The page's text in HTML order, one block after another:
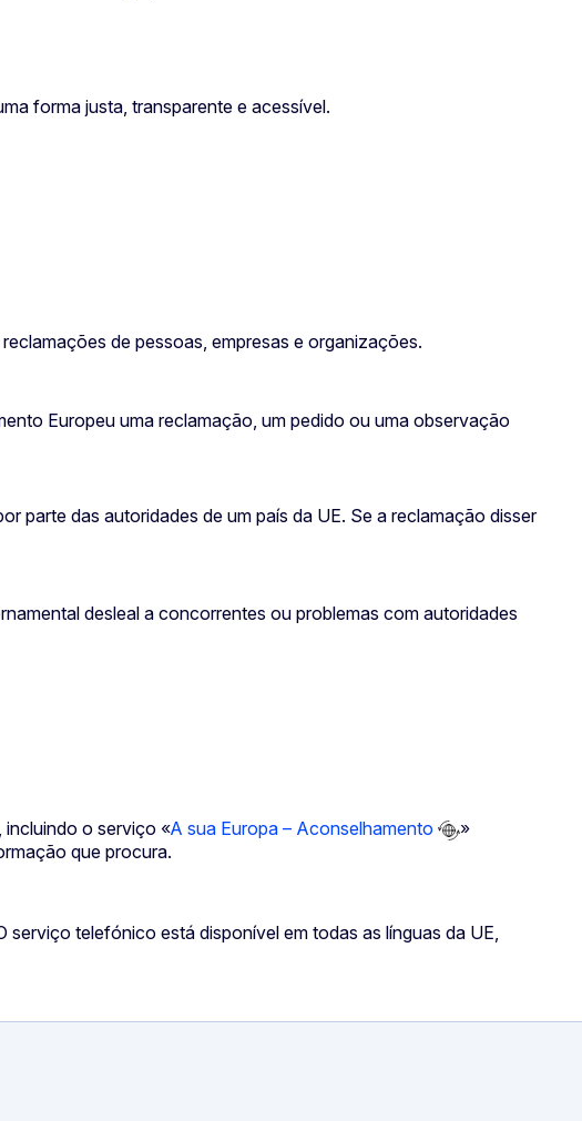
forma justa, transparente e acessível.
de pessoas, empresas e organizações.
Europeu uma reclamação, um pedido ou uma observação
parte das autoridades de um país da UE. Se a reclamação disser
desleal a concorrentes ou problemas com autoridades
incluindo o serviço «A sua Europa – Aconselhamento
»
que procura.
telefónico está disponível em todas as línguas da UE,